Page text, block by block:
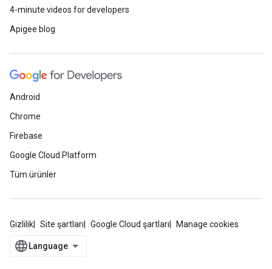
4-minute videos for developers
Apigee blog
Android
Chrome
Firebase
Google Cloud Platform
Tüm ürünler
Gizlilik Site şartları Google Cloud şartları Manage cookies